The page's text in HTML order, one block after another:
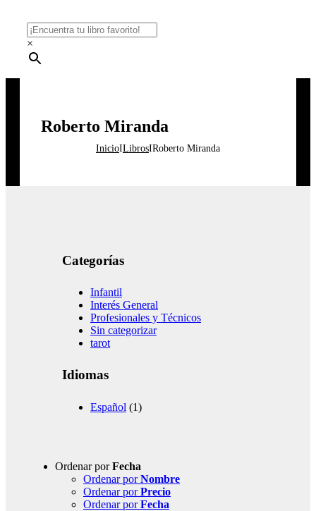
×
Roberto Miranda
InicioILibrosIRoberto Miranda
Categorías
Infantil
Interés General
Profesionales y Técnicos
Sin categorizar
tarot
Idiomas
Español (1)
Ordenar porFecha
Ordenar porNombre
Ordenar porPrecio
Ordenar porFecha